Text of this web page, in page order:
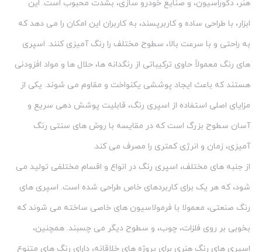
هنر، دکوراسیون، و صنایع خودرو سازی، بشدت محبوب است. این
ابزار، با طراحی ساده و کاربرپسند، به کاربران این امکان را می دهد که
به راحتی و با سرعت بالا، سطوح مختلف را رنگ آمیزی کنند. اسپری
های رنگ معمولاً حاوی ترکیباتی از رنگدانه ها، حلال ها و مواد افزودنی
هستند که باعث ایجاد پوششی یکنواخت و مقاوم می شوند. یکی از
مزایای اصلی استفاده از اسپری رنگ، قابلیت پوشش دهی سریع و
آسان سطوح بزرگ است که در مقایسه با روش های سنتی رنگ
آمیزی، زمان و انرژی کمتری را مصرف می کند.
از جنبه های مختلف، اسپری رنگ در انواع و اقسام مختلفی تولید می
شود، که هر یک برای کاربردهای خاص طراحی شده است. اسپری های
رنگ صنعتی، معمولا با فرمولاسیون های خاصی ساخته می شوند که
بخوبی بر روی فلزات، چوب، و سطوح دیگر می چسبند. همچنین،
اسپری های رنگ هنری برای پروژه های خلاقانه، دارای رنگ های متنوع